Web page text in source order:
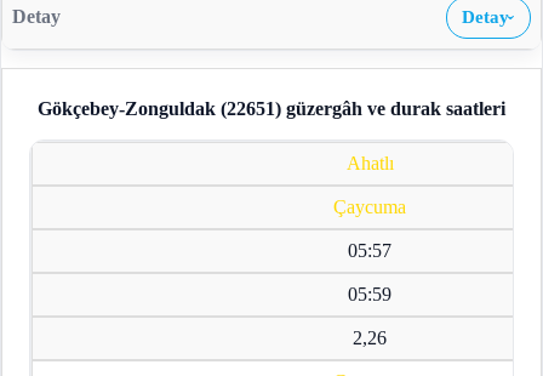
Detay›
Gökçebey-Zonguldak (22651) güzergâh ve durak saatleri
Ahatlı
Çaycuma
05:57
05:59
2,26